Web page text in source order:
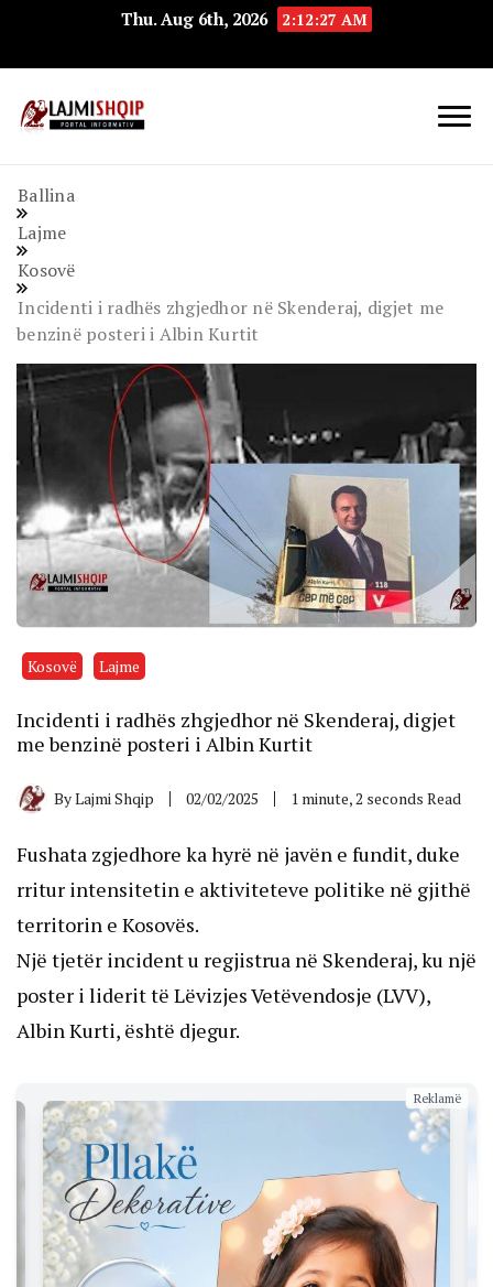
Thu. Aug 6th, 2026 2:12:28 AM
Ballina
Lajme
Kosovë
Incidenti i radhës zhgjedhor në Skenderaj, digjet me
benzinë posteri i Albin Kurtit
Kosovë Lajme
Incidenti i radhës zhgjedhor në Skenderaj, digjet
me benzinë posteri i Albin Kurtit
ByLajmi Shqip 02/02/2025 1 minute, 2 seconds Read
Fushata zgjedhore ka hyrë në javën e fundit, duke
rritur intensitetin e aktiviteteve politike në gjithë
territorin e Kosovës.
Një tjetër incident u regjistrua në Skenderaj, ku një
poster i liderit të Lëvizjes Vetëvendosje (LVV),
Albin Kurti, është djegur.
Reklamë